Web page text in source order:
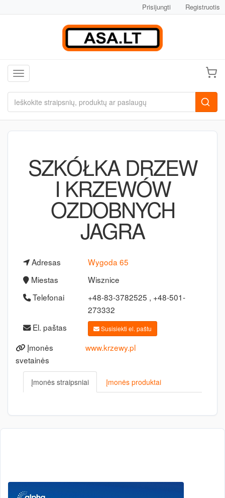
Prisijungti Registruotis
Toggle navigation
SZKÓŁKA DRZEW
I KRZEWÓW
OZDOBNYCH
JAGRA
Adresas
Wygoda 65
Miestas
Wisznice
Telefonai
+48-83-3782525 , +48-501-
273332
El. paštas
Susisiekti el. paštu
Įmonės
svetainės
www.krzewy.pl
Įmonės straipsniai Įmonės produktai